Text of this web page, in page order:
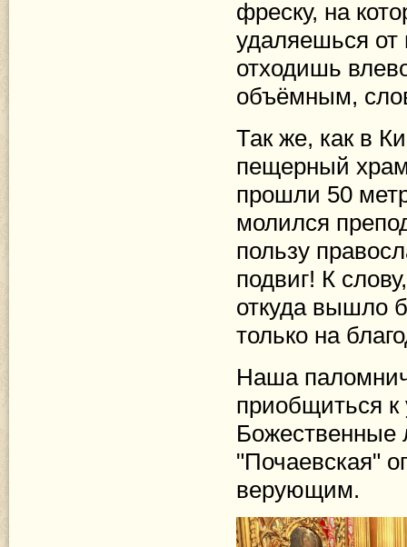
фреску, на
удаляешься от
отходишь
объёмным,
Так же, как в
пещерный
прошли 50
молился
пользу
подвиг! К
откуда вышло
только на
Наша
приобщиться
Божественные
"Почаевская"
верующим.